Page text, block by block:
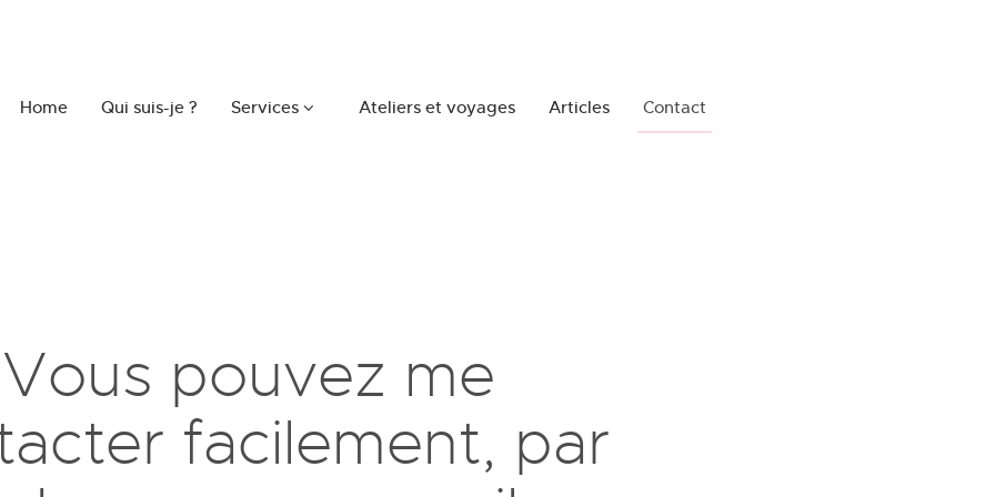
Home Qui suis-je ? Services Ateliers et voyages Articles Contact
Vous pouvez me
facilement, par